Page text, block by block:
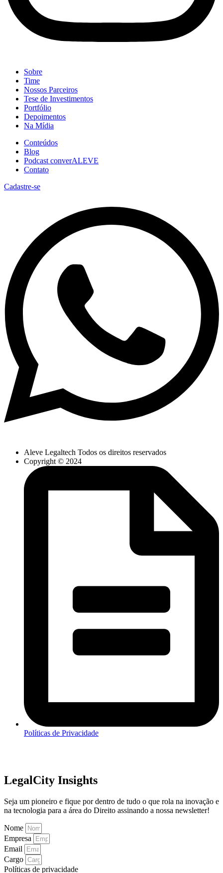
Sobre
Time
Nossos Parceiros
Tese de Investimentos
Portfólio
Depoimentos
Na Mídia
Conteúdos
Blog
Podcast converALEVE
Contato
Cadastre-se
Aleve Legaltech Todos os direitos reservados
Copyright © 2024
Políticas de Privacidade
LegalCity Insights
Seja um pioneiro e fique por dentro de tudo o que rola na inovação e
na tecnologia para a área do Direito assinando a nossa newsletter!
Nome
Empresa
Email
Cargo
Políticas de privacidade